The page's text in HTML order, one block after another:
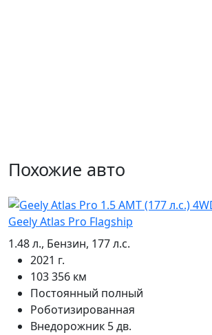
Похожие авто
Geely Atlas Pro Flagship
1.48 л., Бензин, 177 л.с.
2021 г.
103 356 км
Постоянный полный
Роботизированная
Внедорожник 5 дв.